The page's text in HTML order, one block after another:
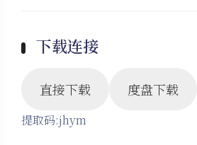
下载连接
直接下载 度盘下载
提取码:jhym